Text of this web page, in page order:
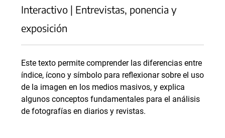
Interactivo | Entrevistas, ponencia y
exposición
Este texto permite comprender las diferencias entre
índice, ícono y símbolo para reflexionar sobre el uso
de la imagen en los medios masivos, y explica
algunos conceptos fundamentales para el análisis
de fotografías en diarios y revistas.